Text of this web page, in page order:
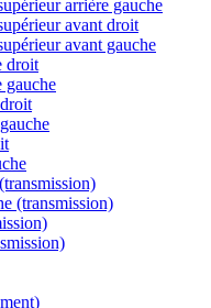
arrière gauche
avant droit
avant gauche
droit
gauche
(transmission)